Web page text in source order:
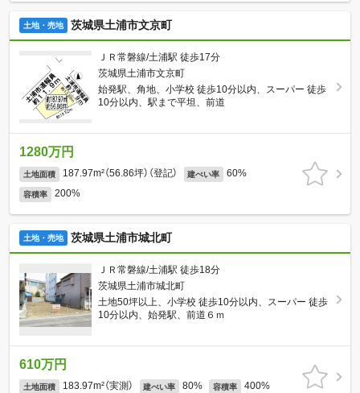
土地・売地 茨城県土浦市文京町
ＪＲ常磐線/土浦駅 徒歩17分
茨城県土浦市文京町
始発駅、角地、小学校 徒歩10分以内、スーパー 徒歩
10分以内、駅まで平坦、前道
1280万円
土地面積 187.97m²（56.86坪）（登記） 建ぺい率 60%
容積率 200%
土地・売地 茨城県土浦市城北町
ＪＲ常磐線/土浦駅 徒歩18分
茨城県土浦市城北町
土地50坪以上、小学校 徒歩10分以内、スーパー 徒歩
10分以内、始発駅、前道６ｍ
610万円
土地面積 183.97m²（実測） 建ぺい率 80% 容積率 400%